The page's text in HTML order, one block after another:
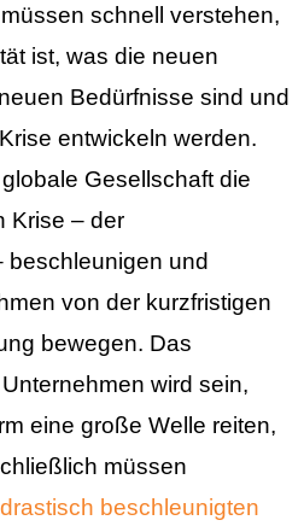
schnell verstehen,
ist, was die neuen
Bedürfnisse sind und
entwickeln werden.
Gesellschaft die
Krise – der
beschleunigen und
von der kurzfristigen
bewegen. Das
wird sein,
eine große Welle reiten,
müssen
drastisch beschleunigten